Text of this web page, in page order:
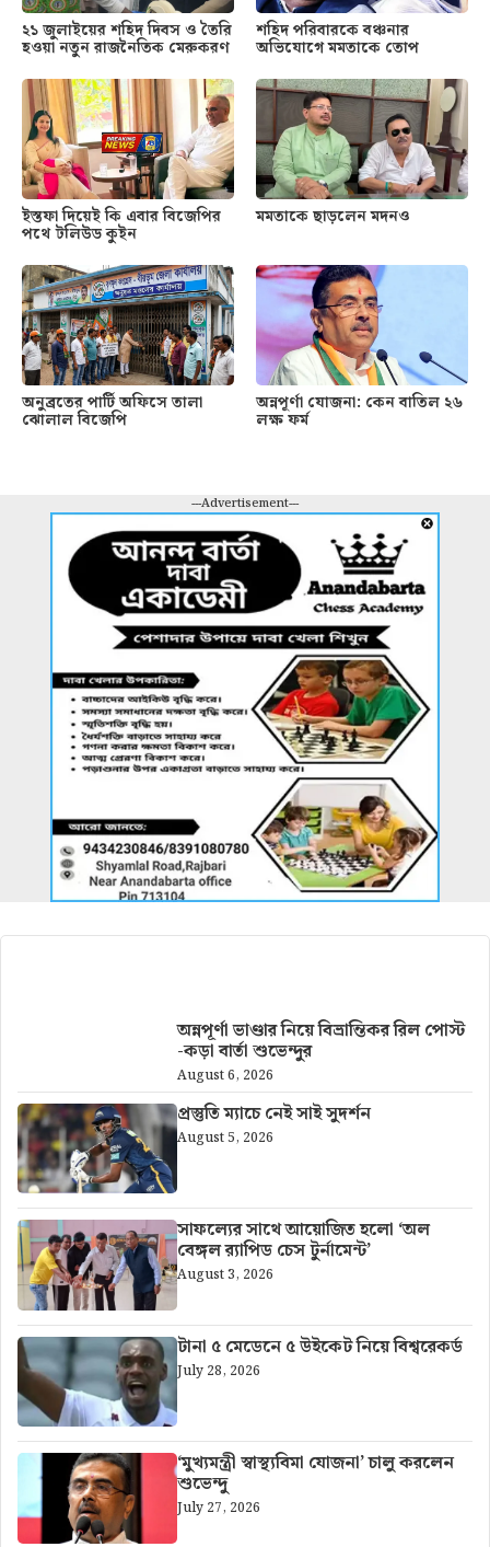
২১ জুলাইয়ের শহিদ দিবস ও তৈরি
হওয়া নতুন রাজনৈতিক মেরুকরণ
শহিদ পরিবারকে বঞ্চনার
অভিযোগে মমতাকে তোপ
ইস্তফা দিয়েই কি এবার বিজেপির
পথে টলিউড কুইন
মমতাকে ছাড়লেন মদনও
অনুব্রতের পার্টি অফিসে তালা
ঝোলাল বিজেপি
অন্নপূর্ণা যোজনা: কেন বাতিল ২৬
লক্ষ ফর্ম
---Advertisement---
অন্নপূর্ণা ভাণ্ডার নিয়ে বিভ্রান্তিকর রিল পোস্ট
-কড়া বার্তা শুভেন্দুর
August 6, 2026
প্রস্তুতি ম্যাচে নেই সাই সুদর্শন
August 5, 2026
সাফল্যের সাথে আয়োজিত হলো ‘অল
বেঙ্গল র‍্যাপিড চেস টুর্নামেন্ট’
August 3, 2026
টানা ৫ মেডেনে ৫ উইকেট নিয়ে বিশ্বরেকর্ড
July 28, 2026
‘মুখ্যমন্ত্রী স্বাস্থ্যবিমা যোজনা’ চালু করলেন
শুভেন্দু
July 27, 2026